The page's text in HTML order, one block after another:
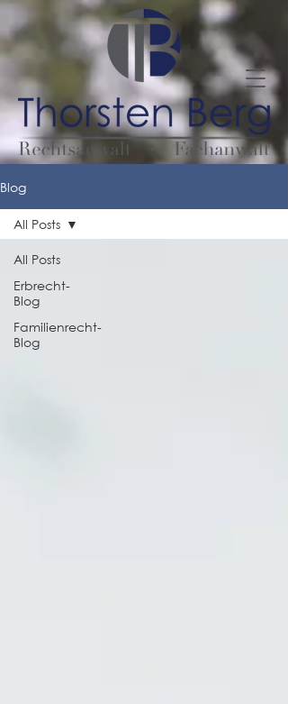
Blog
All Posts
Erbrecht-
Blog
Familienrecht-
Blog
All Posts